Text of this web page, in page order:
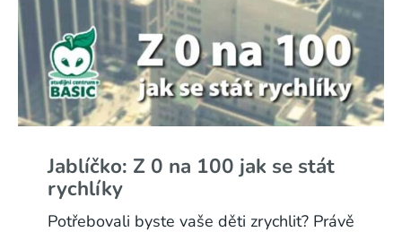
Jablíčko: Z 0 na 100 jak se stát
rychlíky
Potřebovali byste vaše děti zrychlit? Právě